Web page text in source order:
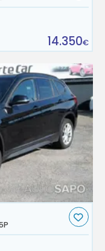
14.350€